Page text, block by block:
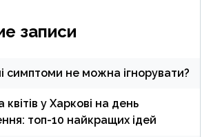
записи
симптоми не можна ігнорувати?
квітів у Харкові на день
топ-10 найкращих ідей